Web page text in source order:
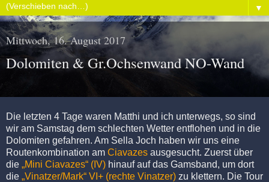
▼
Mittwoch, 16. August 2017
Dolomiten & Gr.Ochsenwand NO-Wand
Die letzten 4 Tage waren Matthi und ich unterwegs, so sind
wir am Samstag dem schlechten Wetter entflohen und in die
Dolomiten gefahren. Am Sella Joch haben wir uns eine
Routenkombination am Ciavazes ausgesucht. Zuerst über
die „Mini Ciavazes“ (IV) hinauf auf das Gamsband, um dort
die „Vinatzer/Mark“ VI+ (rechte Vinatzer) zu klettern. Die Tour